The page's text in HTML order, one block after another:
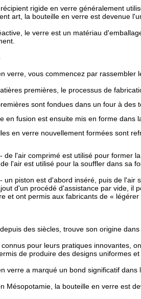
rigide en verre généralement
art, la bouteille en verre est devenue
le verre est un matériau
verre, vous commencez par
premières, le processus de
sont fondues dans un four à des
en fusion est ensuite mis en forme dans
en verre nouvellement formées sont
de l'air comprimé est utilisé pour former
l'air est utilisé pour la souffler dans sa
un piston est d'abord inséré, puis de
d'un procédé d'assistance par vide, il
et ont permis aux fabricants de «
des siècles, trouve son origine
pour leurs pratiques innovantes,
de produire des designs uniformes
verre a marqué un bond significatif
Mésopotamie, la bouteille en verre est